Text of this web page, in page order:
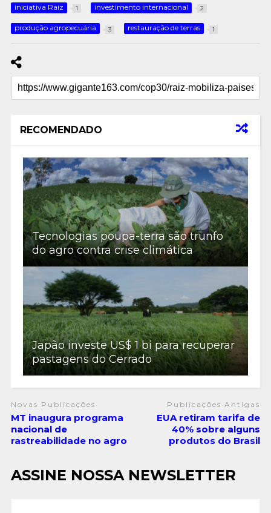
iniciativa Raiz 1 investimento internacional 2
produção agropecuária 3 restauração de terras 1
RECOMENDADO
Tecnologias poupa-terra são trunfo
do agro contra crise climática
Japão investe US$ 1 bi para recuperar
pastagens do Cerrado
Novas Publicações
MT inaugura programa
nacional de
rastreabilidade no agro
Publicações Antigas
EUA retiram tarifa de
40% sobre alguns
produtos do Brasil
ASSINE NOSSA NEWSLETTER